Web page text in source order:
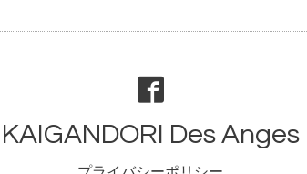
KAIGANDORI Des Anges